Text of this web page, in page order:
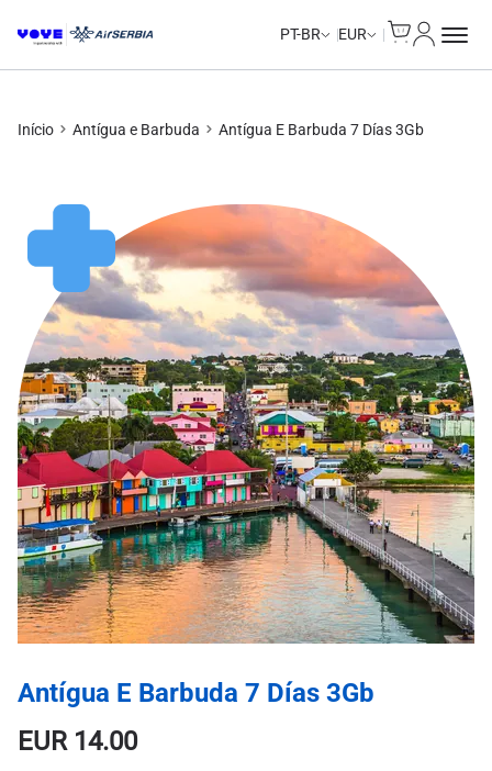
PT-BR EUR
Início Antígua e Barbuda Antígua E Barbuda 7 Días 3Gb
Antígua E Barbuda 7 Días 3Gb
EUR14.00